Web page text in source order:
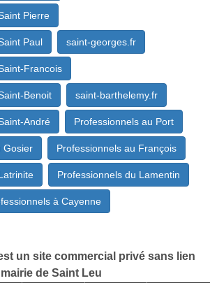
Pierre
Paul saint-georges.fr
Francois
Benoit saint-barthelemy.fr
André Professionnels au Port
Gosier Professionnels au François
Professionnels du Lamentin
à Cayenne
un site commercial privé sans lien
de Saint Leu